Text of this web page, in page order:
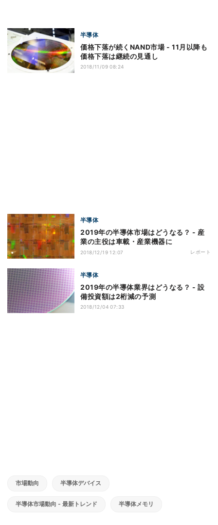
半導体
価格下落が続くNAND市場 - 11月以降も
価格下落は継続の見通し
2018/11/09 08:24
半導体
2019年の半導体市場はどうなる？ - 産
業の主役は車載・産業機器に
2018/12/19 12:07 レポート
半導体
2019年の半導体業界はどうなる？ - 設
備投資額は2桁減の予測
2018/12/04 07:33
市場動向 半導体デバイス
半導体市場動向 - 最新トレンド 半導体メモリ